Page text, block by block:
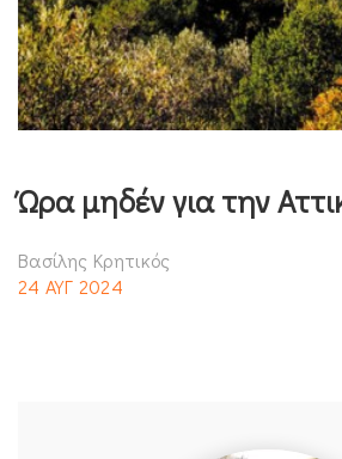
Ώρα μηδέν για την
Βασίλης Κρητικός
24 ΑΥΓ 2024